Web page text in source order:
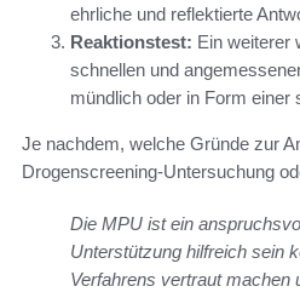
ehrliche und reflektierte
Reaktionstest: Ein weiterer
schnellen und
mündlich oder in Form einer
Je nachdem, welche Gründe zur
Drogenscreening-Untersuchung
Die MPU ist ein
Unterstützung hilfreich sein
Verfahrens vertraut machen